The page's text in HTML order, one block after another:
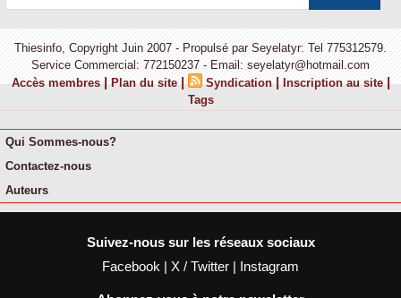
Thiesinfo, Copyright Juin 2007 - Propulsé par Seyelatyr: Tel 775312579.
Service Commercial: 772150237 - Email: seyelatyr@hotmail.com
Accès membres | Plan du site | Syndication | Inscription au site |
Tags
Qui Sommes-nous?
Contactez-nous
Auteurs
Suivez-nous sur les réseaux sociaux
Facebook | X / Twitter | Instagram